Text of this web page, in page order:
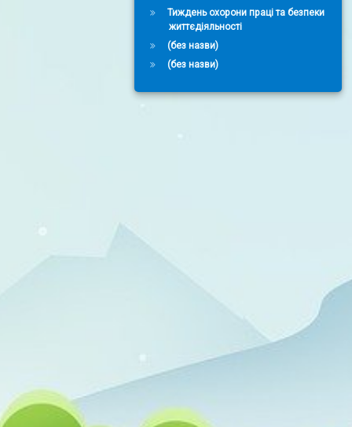
Тиждень охорони праці та безпеки
життєдіяльності
(без назви)
(без назви)